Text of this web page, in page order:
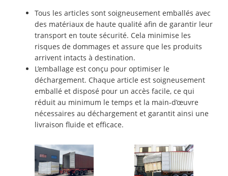
Tous les articles sont soigneusement emballés avec
des matériaux de haute qualité afin de garantir leur
transport en toute sécurité. Cela minimise les
risques de dommages et assure que les produits
arrivent intacts à destination.
L’emballage est conçu pour optimiser le
déchargement. Chaque article est soigneusement
emballé et disposé pour un accès facile, ce qui
réduit au minimum le temps et la main-d’œuvre
nécessaires au déchargement et garantit ainsi une
livraison fluide et efficace.